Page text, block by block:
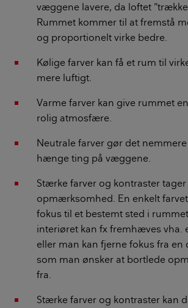
væggene lavere, da loftet
Rummet kommer til at fremstå
og proportionelt virke bedre.
Kølige farver kan få et rum til
mere luftigt.
Varme farver kan give rummet
rolig atmosfære.
Neutrale farver gør det
hænge ting på væggene.
Stærke farver og kontraster tager
opmærksomhed. En enkelt
fokus til et bestemt sted i
interiøret kan fx fremhæves vha.
eller man kan fjerne fokus fra en
som man ønsker at bortlede
fra.
Stærke farver og kontraster kan